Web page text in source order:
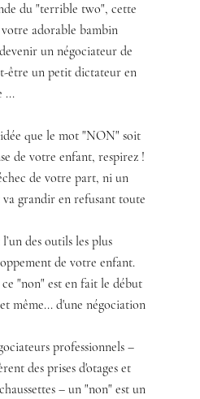
du "terrible two", cette
adorable bambin
un négociateur de
être un petit dictateur en
...
que le mot "NON" soit
de votre enfant, respirez !
de votre part, ni un
grandir en refusant toute
des outils les plus
de votre enfant.
ce "non" est en fait le début
même... d'une négociation
professionnels –
des prises d'otages et
– un "non" est un